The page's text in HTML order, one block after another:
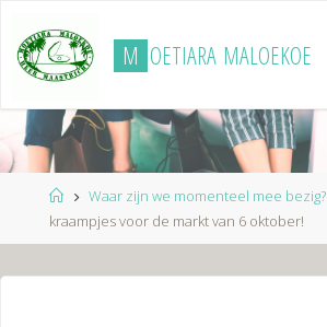
naar
de
M OETIARA MALOEKOE
HomeWaar zijn we momenteel mee bezig?
kraampjes voor de markt van 6 oktober!